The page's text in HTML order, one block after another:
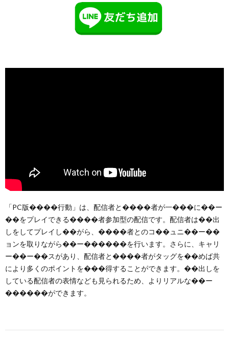
「PC版����行動」は、配信者と����者が一���に��ー
��をプレイできる����者参加型の配信です。配信者は��出
しをしてプレイし��がら、����者とのコ��ュニ��ー��
ョンを取りながら��ー������を行います。さらに、キャリ
ー��ー��スがあり、配信者と����者がタッグを��めば共
により多くのポイントを���得することができます。��出しを
している配信者の表情なども見られるため、よりリアルな��ー
������ができます。